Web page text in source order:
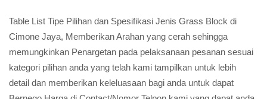
Table List Tipe Pilihan dan Spesifikasi Jenis Grass Block di
Cimone Jaya, Memberikan Arahan yang cerah sehingga
memungkinkan Penargetan pada pelaksanaan pesanan sesuai
kategori pilihan anda yang telah kami tampilkan untuk lebih
detail dan memberikan keleluasaan bagi anda untuk dapat